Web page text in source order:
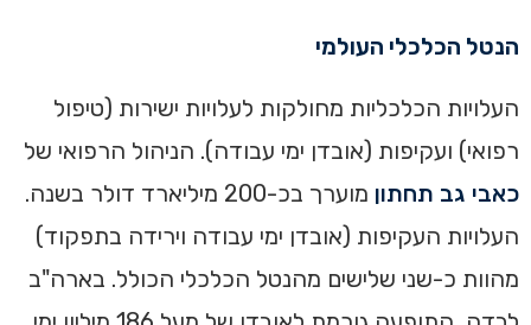
הנטל הכלכלי העולמי
העלויות הכלכליות מחולקות לעלויות ישירות (טיפול
רפואי) ועקיפות (אובדן ימי עבודה). הניהול הרפואי של
כאבי גב תחתון
מוערך בכ-200 מיליארד דולר בשנה.
העלויות העקיפות (אובדן ימי עבודה וירידה בתפקוד)
מהוות כ-שני שלישים מהנטל הכלכלי הכולל. בארה"ב